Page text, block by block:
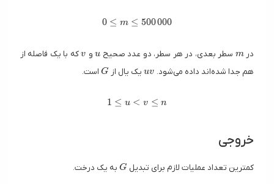
0 \leq m \leq 500 \, 000
0 ≤ m ≤ 500000
در
m
m سطر بعدی،‌ در هر سطر، دو عدد صحیح
u
uو
v
vکه با یک فاصله از
هم جدا شده‌اند داده می‌شود.
uv
uv یک یال از
G
Gاست.
1 \leq u \lt v \leq n
1 ≤ u < v ≤ n
خروجی
کمترین تعداد عملیات لازم برای تبدیل
G
G به یک درخت.